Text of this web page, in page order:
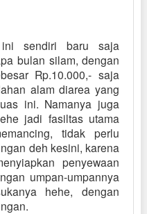
ini sendiri baru saja
bulan silam, dengan
Rp.10.000,- saja
alam diarea yang
ini. Namanya juga
jadi fasiltas utama
tidak perlu
deh kesini, karena
penyewaan
umpan-umpannya
hehe, dengan